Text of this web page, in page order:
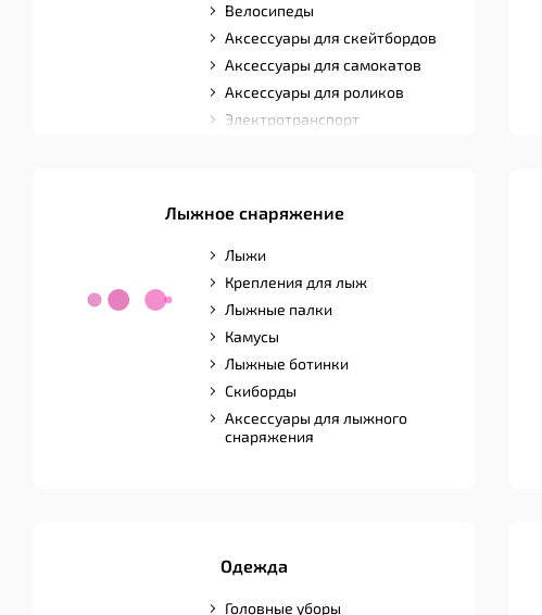
Велосипеды
Аксессуары для скейтбордов
Аксессуары для самокатов
Аксессуары для роликов
Электротранспорт
Лыжное снаряжение
Лыжи
Крепления для лыж
Лыжные палки
Камусы
Лыжные ботинки
Скиборды
Аксессуары для лыжного
снаряжения
Одежда
Головные уборы